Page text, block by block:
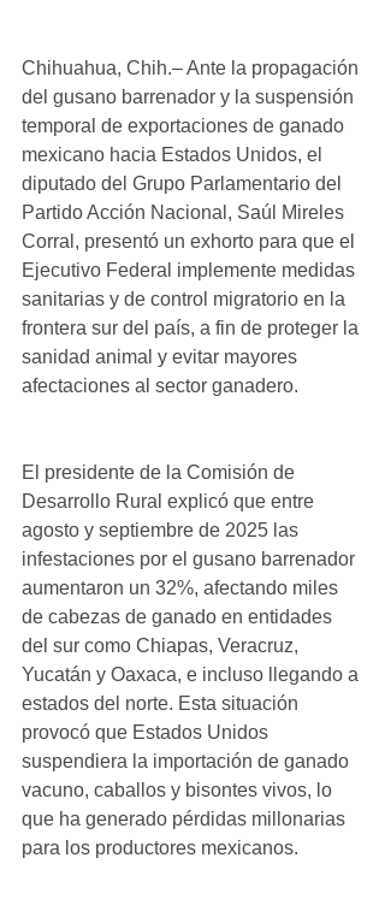
Chihuahua, Chih.– Ante la propagación
del gusano barrenador y la suspensión
temporal de exportaciones de ganado
mexicano hacia Estados Unidos, el
diputado del Grupo Parlamentario del
Partido Acción Nacional, Saúl Mireles
Corral, presentó un exhorto para que el
Ejecutivo Federal implemente medidas
sanitarias y de control migratorio en la
frontera sur del país, a fin de proteger la
sanidad animal y evitar mayores
afectaciones al sector ganadero.
El presidente de la Comisión de
Desarrollo Rural explicó que entre
agosto y septiembre de 2025 las
infestaciones por el gusano barrenador
aumentaron un 32%, afectando miles
de cabezas de ganado en entidades
del sur como Chiapas, Veracruz,
Yucatán y Oaxaca, e incluso llegando a
estados del norte. Esta situación
provocó que Estados Unidos
suspendiera la importación de ganado
vacuno, caballos y bisontes vivos, lo
que ha generado pérdidas millonarias
para los productores mexicanos.